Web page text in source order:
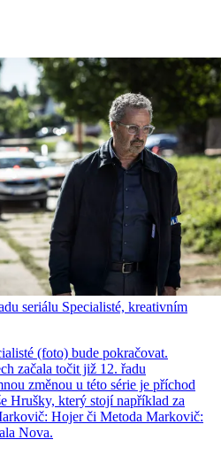
seriálu Specialisté, kreativním
(foto) bude pokračovat.
začala točit již 12. řadu
změnou u této série je příchod
Hrušky, který stojí například za
Hojer či Metoda Markovič:
Nova.